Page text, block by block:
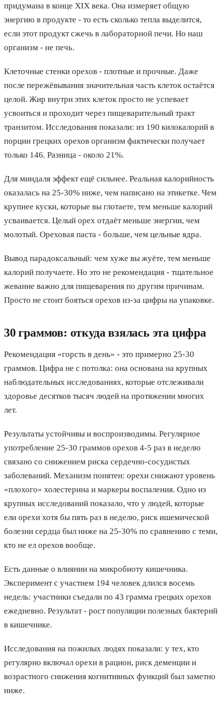
придумана в конце XIX века. Она измеряет общую
энергию в продукте - то есть сколько тепла выделится,
если этот продукт сжечь в лабораторной печи. Но наш
организм - не печь.
Клеточные стенки орехов - плотные и прочные. Даже
после пережёвывания значительная часть клеток остаётся
целой. Жир внутри этих клеток просто не успевает
усвоиться и проходит через пищеварительный тракт
транзитом. Исследования показали: из 190 килокалорий в
порции грецких орехов организм фактически получает
только 146. Разница - около 21%.
Для миндаля эффект ещё сильнее. Реальная калорийность
оказалась на 25-30% ниже, чем написано на этикетке. Чем
крупнее куски, которые вы глотаете, тем меньше калорий
усваивается. Целый орех отдаёт меньше энергии, чем
молотый. Ореховая паста - больше, чем цельные ядра.
Вывод парадоксальный: чем хуже вы жуёте, тем меньше
калорий получаете. Но это не рекомендация - тщательное
жевание важно для пищеварения по другим причинам.
Просто не стоит бояться орехов из-за цифры на упаковке.
30 граммов: откуда взялась эта цифра
Рекомендация «горсть в день» - это примерно 25-30
граммов. Цифра не с потолка: она основана на крупных
наблюдательных исследованиях, которые отслеживали
здоровье десятков тысяч людей на протяжении многих
лет.
Результаты устойчивы и воспроизводимы. Регулярное
употребление 25-30 граммов орехов 4-5 раз в неделю
связано со снижением риска сердечно-сосудистых
заболеваний. Механизм понятен: орехи снижают уровень
«плохого» холестерина и маркеры воспаления. Одно из
крупных исследований показало, что у людей, которые
ели орехи хотя бы пять раз в неделю, риск ишемической
болезни сердца был ниже на 25-30% по сравнению с теми,
кто не ел орехов вообще.
Есть данные о влиянии на микробиоту кишечника.
Эксперимент с участием 194 человек длился восемь
недель: участники съедали по 43 грамма грецких орехов
ежедневно. Результат - рост популяции полезных бактерий
в кишечнике.
Исследования на пожилых людях показали: у тех, кто
регулярно включал орехи в рацион, риск деменции и
возрастного снижения когнитивных функций был заметно
ниже.